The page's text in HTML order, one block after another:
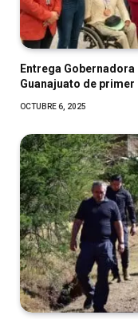
Entrega
Guanajuato de primer
OCTUBRE 6, 2025